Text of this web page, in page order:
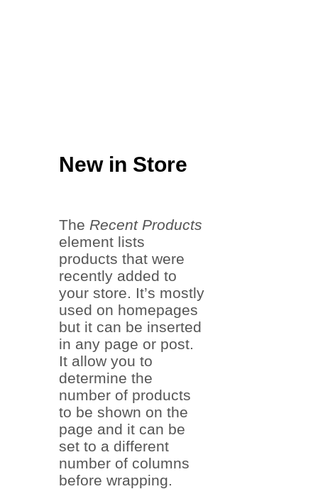
New in Store
The Recent Products
element lists
products that were
recently added to
your store. It’s mostly
used on homepages
but it can be inserted
in any page or post.
It allow you to
determine the
number of products
to be shown on the
page and it can be
set to a different
number of columns
before wrapping.